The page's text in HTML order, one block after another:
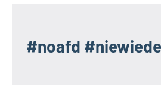
#noafd